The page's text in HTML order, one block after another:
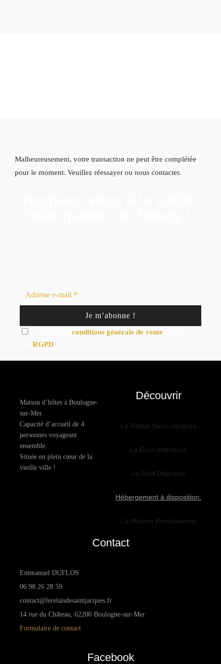
Malheureusement, votre transaction ne peut être complétée
pour le moment. Veuillez réessayer ou nous contacter.
conditions générale de vente
RGPD
Maison d’hôtes à Boulogne-
sur-Mer.
Capacité d’accueil de 4
personnes voyageant
ensemble.
Située en plein cœur de la
vieille ville !
Découvrir
Le Relais Saint-Jacques
La Cour Intérieure
Le Petit Déjeuner
Hébergement à disposition:
La Maison Renaissance
Contact
Emmanuel DUFLOS
06 98 26 28 59
contact@lerelaisdesaintjacques.fr
14 rue du Château, 62200 Boulogne-sur-Mer
Formulaire de contact
Facebook